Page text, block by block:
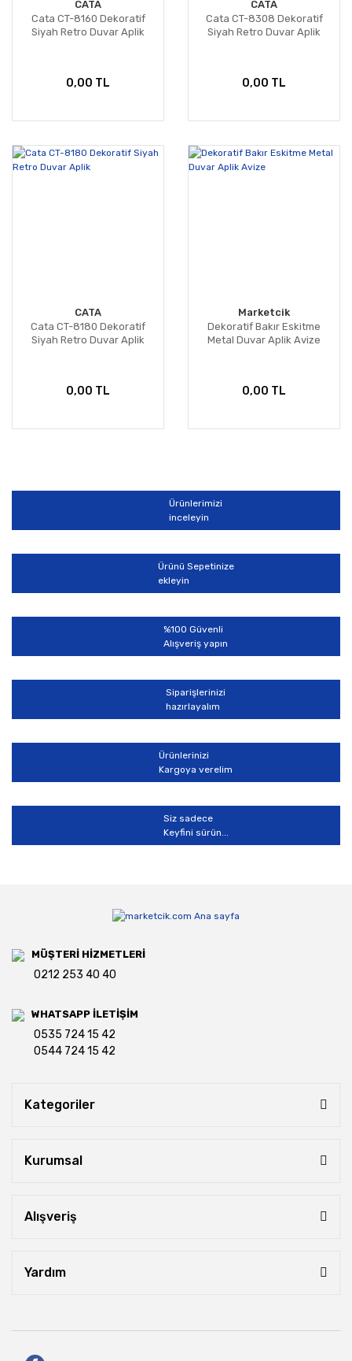
CATA
Cata CT-8160 Dekoratif
Siyah Retro Duvar Aplik
0,00 TL
CATA
Cata CT-8308 Dekoratif
Siyah Retro Duvar Aplik
0,00 TL
CATA
Cata CT-8180 Dekoratif
Siyah Retro Duvar Aplik
0,00 TL
Marketcik
Dekoratif Bakır Eskitme
Metal Duvar Aplik Avize
0,00 TL
Ürünlerimizi
inceleyin
Ürünü Sepetinize
ekleyin
%100 Güvenli
Alışveriş yapın
Siparişlerinizi
hazırlayalım
Ürünlerinizi
Kargoya verelim
Siz sadece
Keyfini sürün...
MÜŞTERİ HİZMETLERİ
0212 253 40 40
WHATSAPP İLETİŞİM
0535 724 15 42
0544 724 15 42
Kategoriler
Kurumsal
Alışveriş
Yardım